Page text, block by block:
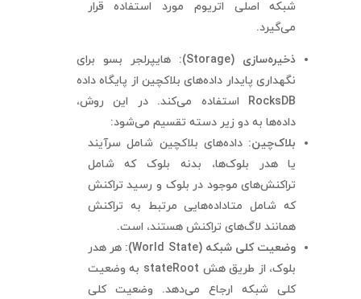
شبکه اصلی اتریوم مورد استفاده قرار
می‌گیرد.
ذخیره‌سازی (Storage
): هایپرلجر بسو برای
نگهداری پایدار داده‌های بلاکچین از پایگاه داده
RocksDB استفاده می‌کند. در این روش،
داده‌ها به دو زیر دسته تقسیم می‌شود:
بلاک‌چین: داده‌های بلاکچین شامل سرآیند
یا هدر بلوک‌ها، بدنه بلوک که شامل
تراکنش‌های موجود در بلوک و رسید تراکنش
که شامل متاداده‌هایی مرتبط به تراکنش
همانند لاگ‌های تراکنش هستند، است.
وضعیت کلی شبکه (World State
): هر هدر
بلوک، از طریق هش stateRoot به وضعیت
کلی شبکه ارجاع می‌دهد. وضعیت کلی